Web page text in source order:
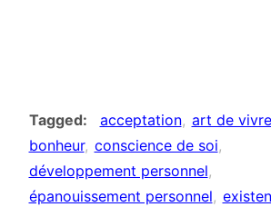
Tagged acceptation art de vivre
bonheur conscience de soi
développement personnel
épanouissement personnel